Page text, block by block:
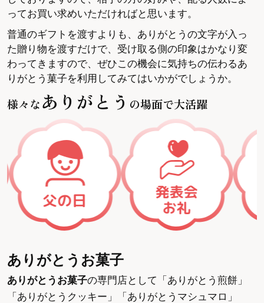
ってお買い求めいただければと思います。
普通のギフトを渡すよりも、ありがとうの文字が入っ
た贈り物を渡すだけで、受け取る側の印象はかなり変
わってきますので、ぜひこの機会に気持ちの伝わるあ
りがとう菓子を利用してみてはいかがでしょうか。
様々なありがとう の場面で大活躍
ありがとうお菓子
ありがとうお菓子の専門店として「ありがとう煎餅」
「ありがとうクッキー」「ありがとうマシュマロ」